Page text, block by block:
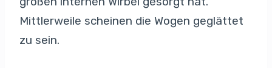
Mittlerweile scheinen die Wogen geglättet
zu sein.